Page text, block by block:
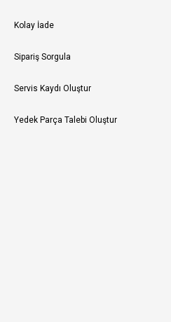
Kolay İade
Sipariş Sorgula
Servis Kaydı Oluştur
Yedek Parça Talebi Oluştur